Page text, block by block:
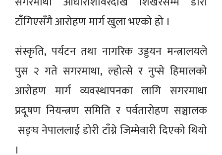
टाँगिएसँगै आरोहण मार्ग खुला भएको हो ।
संस्कृति, पर्यटन तथा नागरिक उड्डयन मन्त्रालयले
पुस २ गते सगरमाथा, ल्होत्से र नुप्से हिमालको
आरोहण मार्ग व्यवस्थापनका लागि सगरमाथा
प्रदूषण नियन्त्रण समिति र पर्वतारोहण सञ्चालक
सङ्घ नेपाललाई डोरी टाँग्ने जिम्मेवारी दिएको थियो
।